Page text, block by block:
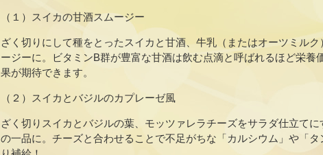
（１）スイカの甘酒スムージー
ざく切りにして種をとったスイカと甘酒、牛乳（またはオーツミルク
ージーに。ビタミンB群が豊富な甘酒は飲む点滴と呼ばれるほど栄養
果が期待できます。
（２）スイカとバジルのカプレーゼ風
ざく切りスイカとバジルの葉、モッツァレラチーズをサラダ仕立て
の一品に。チーズと合わせることで不足がちな「カルシウム」や「